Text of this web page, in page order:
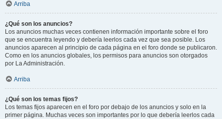
Arriba
¿Qué son los anuncios?
Los anuncios muchas veces contienen información importante sobre el foro
que se encuentra leyendo y debería leerlos cada vez que sea posible. Los
anuncios aparecen al principio de cada página en el foro donde se publicaron.
Como en los anuncios globales, los permisos para anuncios son otorgados
por La Administración.
Arriba
¿Qué son los temas fijos?
Los temas fijos aparecen en el foro por debajo de los anuncios y solo en la
primer página. Muchas veces son importantes por lo que debería leerlos cada